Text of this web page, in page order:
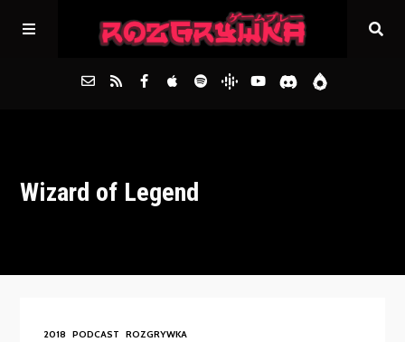
Archiwum
Wizard of Legend
2018 PODCAST ROZGRYWKA